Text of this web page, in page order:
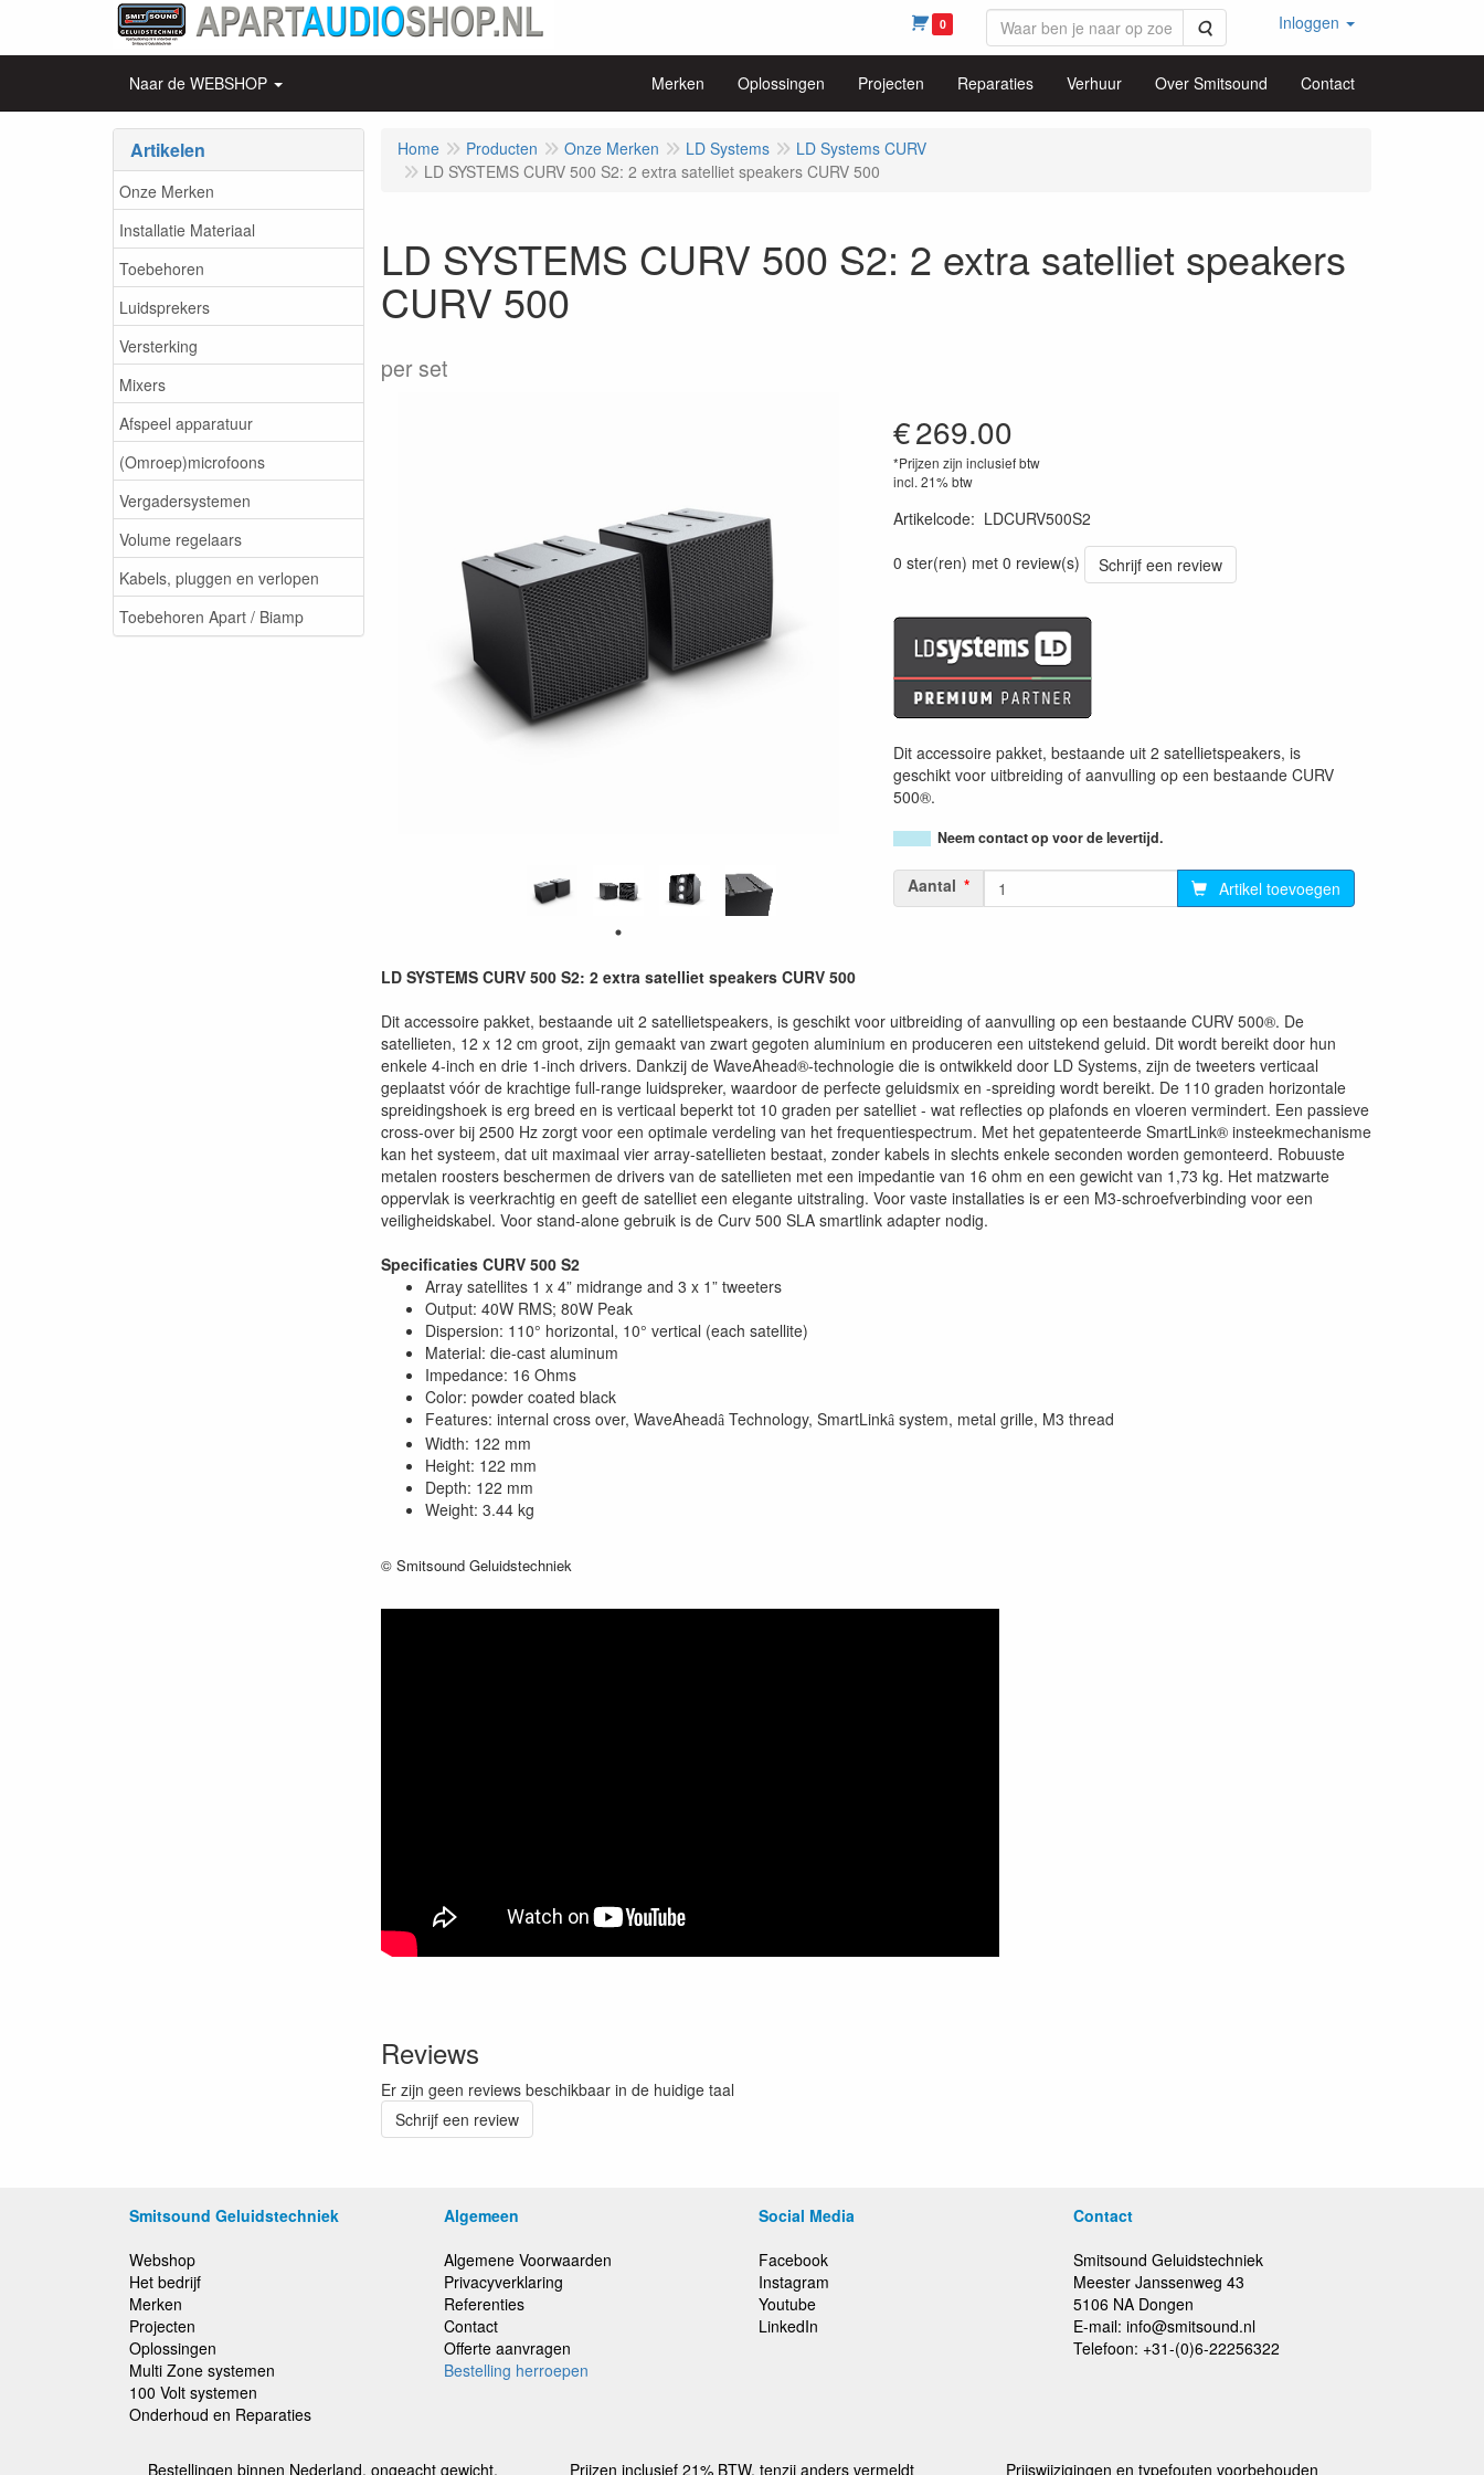
0 Zoeken Inloggen
Naar de WEBSHOP Merken Oplossingen Projecten Reparaties Verhuur Over Smitsound Contact
Artikelen
Onze Merken
Installatie Materiaal
Toebehoren
Luidsprekers
Versterking
Mixers
Afspeel apparatuur
(Omroep)microfoons
Vergadersystemen
Volume regelaars
Kabels, pluggen en verlopen
Toebehoren Apart / Biamp
Home Producten Onze Merken LD Systems
LD Systems CURV
LD SYSTEMS CURV 500 S2: 2 extra satelliet speakers CURV 500
LD SYSTEMS CURV 500 S2: 2 extra satelliet speakers
CURV 500
per set
€269.00
*Prijzen zijn inclusief btw
incl. 21% btw
Artikelcode: LDCURV500S2
0 ster(ren) met 0 review(s)
Schrijf een review
Dit accessoire pakket, bestaande uit 2 satellietspeakers, is
geschikt voor uitbreiding of aanvulling op een bestaande CURV
500®.
Neem contact op voor de levertijd.
Aantal Artikel toevoegen
LD SYSTEMS CURV 500 S2: 2 extra satelliet speakers CURV 500
Dit accessoire pakket, bestaande uit 2 satellietspeakers, is geschikt voor uitbreiding of aanvulling op een bestaande CURV 500®. De
satellieten, 12 x 12 cm groot, zijn gemaakt van zwart gegoten aluminium en produceren een uitstekend geluid. Dit wordt bereikt door hun
enkele 4-inch en drie 1-inch drivers. Dankzij de WaveAhead®-technologie die is ontwikkeld door LD Systems, zijn de tweeters verticaal
geplaatst vóór de krachtige full-range luidspreker, waardoor de perfecte geluidsmix en -spreiding wordt bereikt. De 110 graden horizontale
spreidingshoek is erg breed en is verticaal beperkt tot 10 graden per satelliet - wat reflecties op plafonds en vloeren vermindert. Een passieve
cross-over bij 2500 Hz zorgt voor een optimale verdeling van het frequentiespectrum. Met het gepatenteerde SmartLink® insteekmechanisme
kan het systeem, dat uit maximaal vier array-satellieten bestaat, zonder kabels in slechts enkele seconden worden gemonteerd. Robuuste
metalen roosters beschermen de drivers van de satellieten met een impedantie van 16 ohm en een gewicht van 1,73 kg. Het matzwarte
oppervlak is veerkrachtig en geeft de satelliet een elegante uitstraling. Voor vaste installaties is er een M3-schroefverbinding voor een
veiligheidskabel. Voor stand-alone gebruik is de Curv 500 SLA smartlink adapter nodig.
Specificaties CURV 500 S2
Array satellites 1 x 4” midrange and 3 x 1” tweeters
Output: 40W RMS; 80W Peak
Dispersion: 110° horizontal, 10° vertical (each satellite)
Material: die-cast aluminum
Impedance: 16 Ohms
Color: powder coated black
Features: internal cross over, WaveAheadâ Technology, SmartLinkâ system, metal grille, M3 thread
Width: 122 mm
Height: 122 mm
Depth: 122 mm
Weight: 3.44 kg
© Smitsound Geluidstechniek
Reviews
Er zijn geen reviews beschikbaar in de huidige taal
Schrijf een review
Smitsound Geluidstechniek
Webshop
Het bedrijf
Merken
Projecten
Oplossingen
Multi Zone systemen
100 Volt systemen
Onderhoud en Reparaties
Algemeen
Algemene Voorwaarden
Privacyverklaring
Referenties
Contact
Offerte aanvragen
Bestelling herroepen
Social Media
Facebook
Instagram
Youtube
LinkedIn
Contact
Smitsound Geluidstechniek
Meester Janssenweg 43
5106 NA Dongen
E-mail: info@smitsound.nl
Telefoon: +31-(0)6-22256322
Bestellingen binnen Nederland, ongeacht gewicht, Prijzen inclusief 21% BTW, tenzij anders vermeldt Prijswijzigingen en typefouten voorbehouden